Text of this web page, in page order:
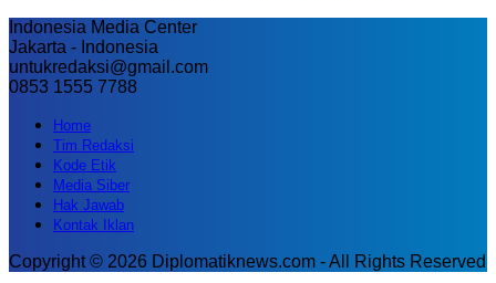
Indonesia Media Center
Jakarta - Indonesia
untukredaksi@gmail.com
0853 1555 7788
Home
Tim Redaksi
Kode Etik
Media Siber
Hak Jawab
Kontak Iklan
Copyright © 2026 Diplomatiknews.com - All Rights Reserved